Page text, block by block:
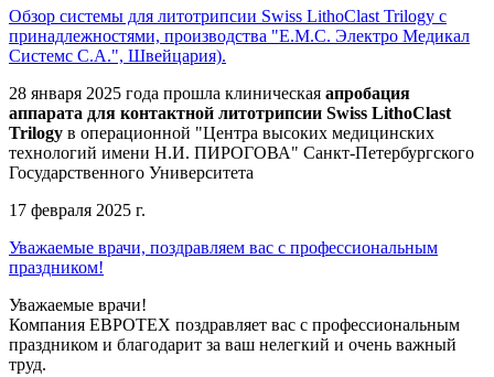
Обзор системы для литотрипсии Swiss LithoClast Trilogy с
принадлежностями, производства "Е.М.С. Электро Медикал
Системс С.А.", Швейцария).
28 января 2025 года прошла клиническая апробация
аппарата для контактной литотрипсии Swiss LithoClast
Trilogy в операционной "Центра высоких медицинских
технологий имени Н.И. ПИРОГОВА" Санкт-Петербургского
Государственного Университета
17 февраля 2025 г.
Уважаемые врачи, поздравляем вас с профессиональным
праздником!
Уважаемые врачи!
Компания ЕВРОТЕХ поздравляет вас с профессиональным
праздником и благодарит за ваш нелегкий и очень важный
труд.